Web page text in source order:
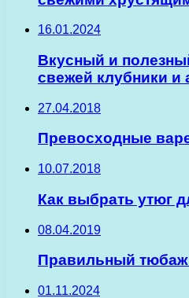
16.01.2024
Вкусный и
свежей клубники и
27.04.2018
Превосходные
10.07.2018
Как выбрать утюг
08.04.2019
Правильный тюбаж
01.11.2024